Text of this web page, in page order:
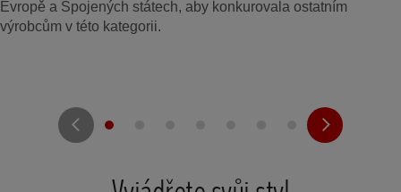
Evropě a Spojených státech, aby konkurovala ostatním
výrobcům v této kategorii.